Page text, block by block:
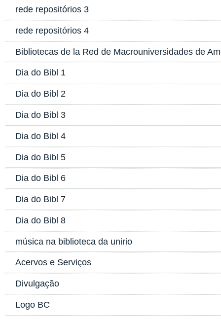
rede repositórios 3
rede repositórios 4
Bibliotecas de la Red de Macrouniversidades de
Dia do Bibl 1
Dia do Bibl 2
Dia do Bibl 3
Dia do Bibl 4
Dia do Bibl 5
Dia do Bibl 6
Dia do Bibl 7
Dia do Bibl 8
música na biblioteca da unirio
Acervos e Serviços
Divulgação
Logo BC